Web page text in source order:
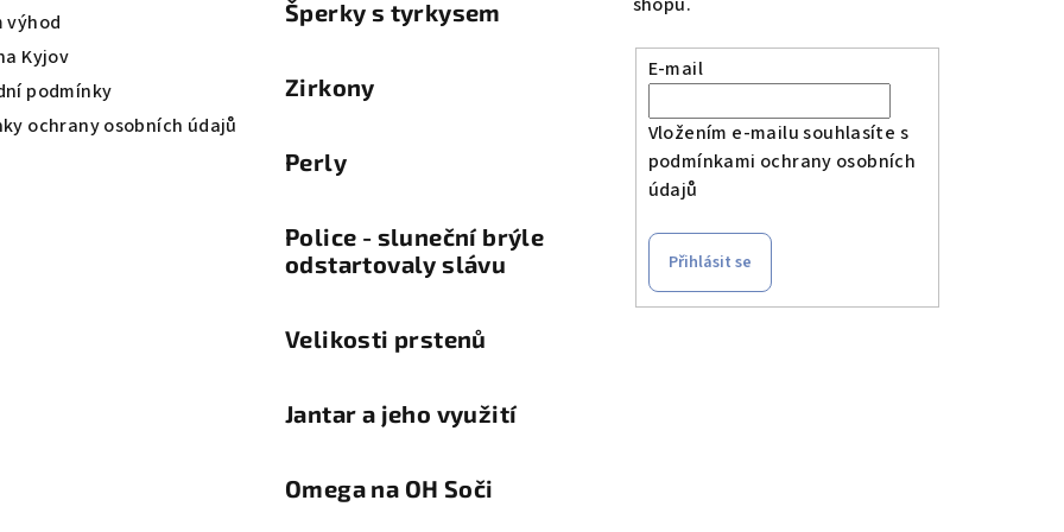
výhod
Kyjov
podmínky
ochrany osobních údajů
Šperky s tyrkysem
Zirkony
Perly
Police - sluneční brýle
odstartovaly slávu
Velikosti prstenů
Jantar a jeho využití
Omega na OH Soči
E-mail
Vložením e-mailu souhlasíte s
podmínkami ochrany osobních
údajů
Přihlásit se